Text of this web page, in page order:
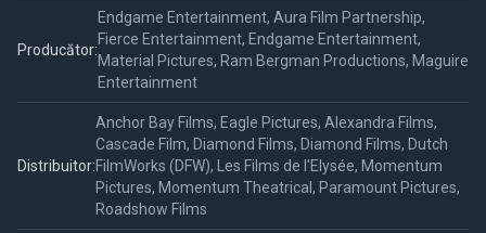
Producător:
Endgame Entertainment, Aura Film Partnership,
Fierce Entertainment, Endgame Entertainment,
Material Pictures, Ram Bergman Productions, Maguire
Entertainment
Distribuitor:
Anchor Bay Films, Eagle Pictures, Alexandra Films,
Cascade Film, Diamond Films, Diamond Films, Dutch
FilmWorks (DFW), Les Films de l'Elysée, Momentum
Pictures, Momentum Theatrical, Paramount Pictures,
Roadshow Films